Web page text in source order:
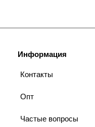
Информация
Контакты
Опт
Частые вопросы